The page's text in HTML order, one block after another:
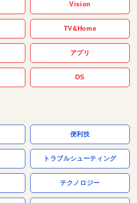
Vision
TV&Home
アプリ
OS
便利技
トラブルシューティング
テクノロジー